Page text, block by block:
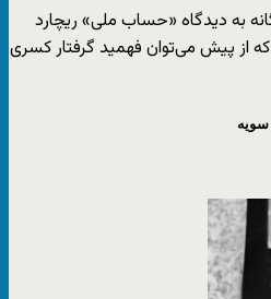
به دیدگاه «حساب ملی» ریچارد
می‌پردازیم که از پیش می‌توان فهمید گرفتار کسری
سویه